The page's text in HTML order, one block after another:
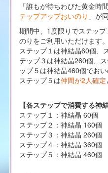
「誰もが待ちわびた黄金時
テップアップおいのり 」が
期間中、1度限りでステッ
のりをご利用いただけます。
ステップ１は神結晶60個、
テップ３は神結晶260個、
ップ５は神結晶460個でおい
ステップ５は仲間が2人確定
【各ステップで消費する神結
ステップ１：神結晶 60個
ステップ２：神結晶 160個
ステップ３：神結晶 260個
ステップ４：神結晶 360個
ステップ５：神結晶 460個